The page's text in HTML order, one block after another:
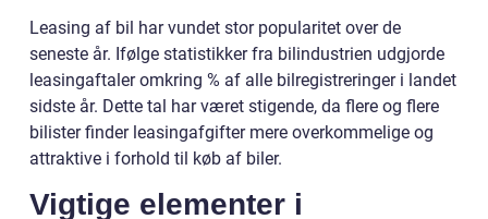
Leasing af bil har vundet stor popularitet over de
seneste år. Ifølge statistikker fra bilindustrien udgjorde
leasingaftaler omkring % af alle bilregistreringer i landet
sidste år. Dette tal har været stigende, da flere og flere
bilister finder leasingafgifter mere overkommelige og
attraktive i forhold til køb af biler.
Vigtige elementer i